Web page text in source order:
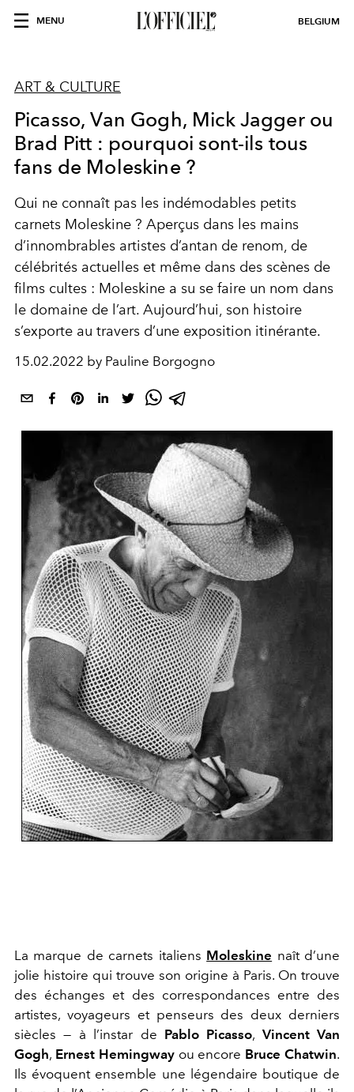
MENU BELGIUM
ART & CULTURE
Picasso, Van Gogh, Mick Jagger ou
Brad Pitt : pourquoi sont-ils tous
fans de Moleskine ?
Qui ne connaît pas les indémodables petits
carnets Moleskine ? Aperçus dans les mains
d’innombrables artistes d’antan de renom, de
célébrités actuelles et même dans des scènes de
films cultes : Moleskine a su se faire un nom dans
le domaine de l’art. Aujourd’hui, son histoire
s’exporte au travers d’une exposition itinérante.
15.02.2022 by Pauline Borgogno
La marque de carnets italiens Moleskine naît d’une
jolie histoire qui trouve son origine à Paris. On trouve
des échanges et des correspondances entre des
artistes, voyageurs et penseurs des deux derniers
siècles — à l’instar de Pablo Picasso, Vincent Van
Gogh, Ernest Hemingwayou encore Bruce Chatwin.
Ils évoquent ensemble une légendaire boutique de